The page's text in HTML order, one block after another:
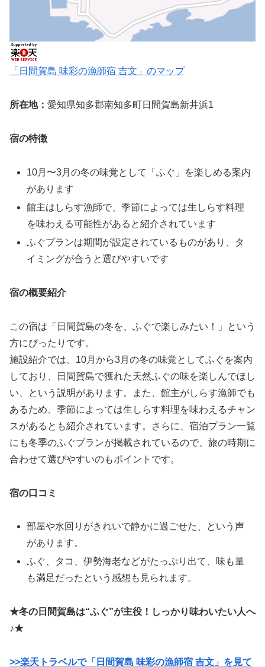
「日間賀島 味彩の漁師宿 吉文」のマップ
所在地： 愛知県知多郡南知多町日間賀島新井浜1
宿の特徴
10月〜3月の冬の味覚として「ふぐ」を楽しめる案内
があります
館主はしらす漁師で、季節によっては生しらす料理
を味わえる可能性があると紹介されています
ふぐプランは期間が設定されているものがあり、タ
イミングが合うと選びやすいです
宿の概要紹介
この宿は「日間賀島の冬を、ふぐで楽しみたい！」という
方にぴったりです。
施設紹介では、10月から3月の冬の味覚としてふぐを案内
しており、日間賀島で獲れた天然ふぐの味を楽しんでほし
い、という説明があります。また、館主がしらす漁師でも
あるため、季節によっては生しらす料理を味わえるチャン
スがあるとも紹介されています。さらに、宿泊プラン一覧
にも冬季のふぐプランが掲載されているので、旅の時期に
合わせて選びやすいのもポイントです。
宿の口コミ
部屋や水回りがきれいで静かに過ごせた、という声
があります。
ふぐ、タコ、伊勢海老などがたっぷり出て、味も量
も満足だったという感想も見られます。
★冬の日間賀島は“ふぐ”が主役！しっかり味わいたい人へ
♪★
>>楽天トラベルで「日間賀島 味彩の漁師宿 吉文」を見て